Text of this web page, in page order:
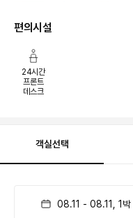
편의시설
24시간
프론트
데스크
객실선택
08.11 - 08.11 1 박